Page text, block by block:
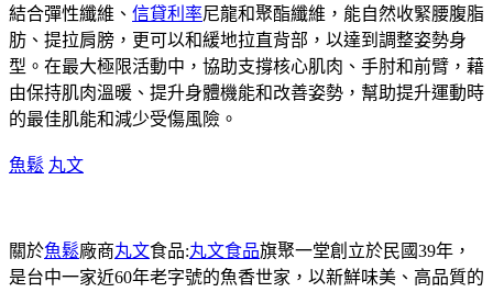
結合彈性纖維、 信貸利率尼龍和聚酯纖維，能自然收緊腰腹脂
肪、提拉肩膀，更可以和緩地拉直背部，以達到調整姿勢身
型。在最大極限活動中，協助支撐核心肌肉、手肘和前臂，藉
由保持肌肉溫暖、提升身體機能和改善姿勢，幫助提升運動時
的最佳肌能和減少受傷風險。
魚鬆 丸文
關於魚鬆廠商丸文食品:丸文食品旗聚一堂創立於民國39年，
是台中一家近60年老字號的魚香世家，以新鮮味美、高品質的